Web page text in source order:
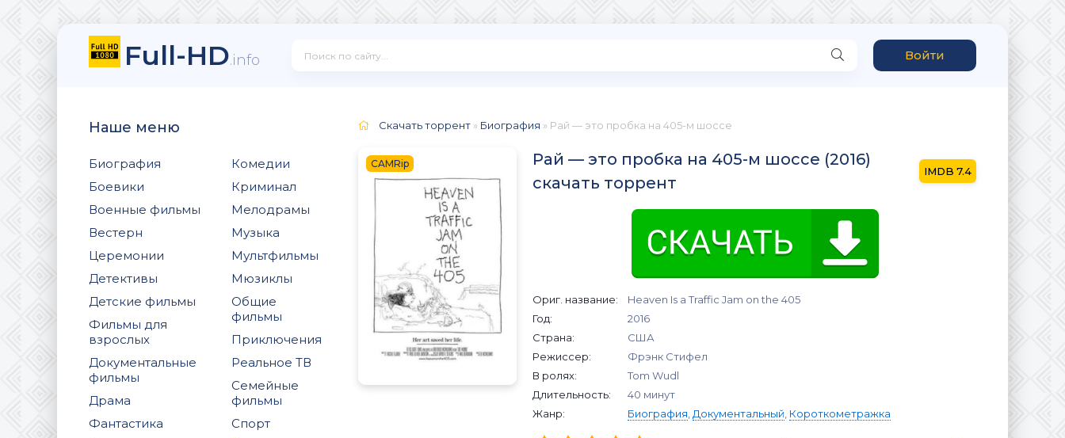
Full-HD.info Войти
Наше меню
Биография
Боевики
Военные фильмы
Вестерн
Церемонии
Детективы
Детские фильмы
Фильмы для
взрослых
Документальные
фильмы
Драма
Фантастика
Комедии
Криминал
Мелодрамы
Музыка
Мультфильмы
Мюзиклы
Общие
фильмы
Приключения
Реальное ТВ
Семейные
фильмы
Спорт
Скачать торрент » Биография » Рай — это пробка на 405-м шоссе
CAMRip
Рай — это пробка на 405-м шоссе (2016)
скачать торрент
7.4
Ориг. название:
Heaven Is a Traffic Jam on the 405
Год:
2016
Страна:
США
Режиссер:
Фрэнк Стифел
В ролях:
Tom Wudl
Длительность:
40 минут
Жанр:
Биография Документальный Короткометражка